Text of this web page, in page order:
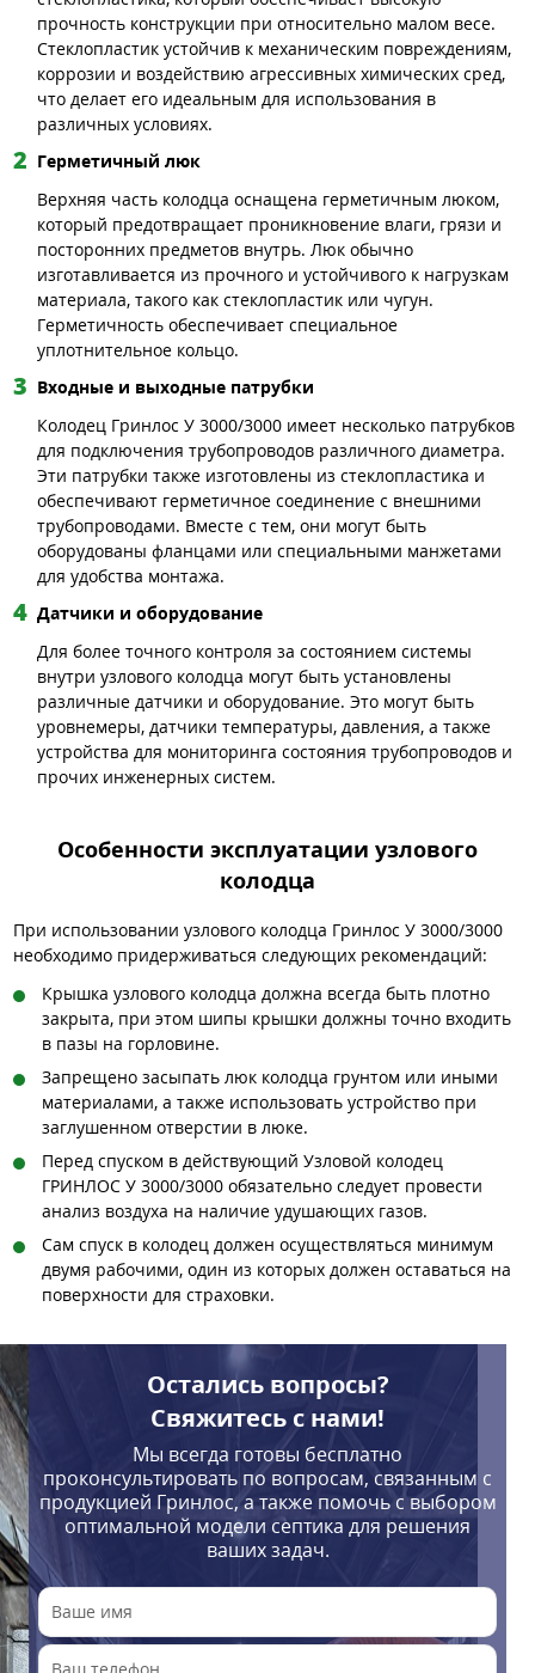
прочность конструкции при относительно малом весе.
Стеклопластик устойчив к механическим повреждениям,
коррозии и воздействию агрессивных химических сред,
что делает его идеальным для использования в
различных условиях.
Герметичный люк
Верхняя часть колодца оснащена герметичным люком,
который предотвращает проникновение влаги, грязи и
посторонних предметов внутрь. Люк обычно
изготавливается из прочного и устойчивого к нагрузкам
материала, такого как стеклопластик или чугун.
Герметичность обеспечивает специальное
уплотнительное кольцо.
Входные и выходные патрубки
Колодец Гринлос У 3000/3000 имеет несколько патрубков
для подключения трубопроводов различного диаметра.
Эти патрубки также изготовлены из стеклопластика и
обеспечивают герметичное соединение с внешними
трубопроводами. Вместе с тем, они могут быть
оборудованы фланцами или специальными манжетами
для удобства монтажа.
Датчики и оборудование
Для более точного контроля за состоянием системы
внутри узлового колодца могут быть установлены
различные датчики и оборудование. Это могут быть
уровнемеры, датчики температуры, давления, а также
устройства для мониторинга состояния трубопроводов и
прочих инженерных систем.
Особенности эксплуатации узлового
колодца
При использовании узлового колодца Гринлос У 3000/3000
необходимо придерживаться следующих рекомендаций:
Крышка узлового колодца должна всегда быть плотно
закрыта, при этом шипы крышки должны точно входить
в пазы на горловине.
Запрещено засыпать люк колодца грунтом или иными
материалами, а также использовать устройство при
заглушенном отверстии в люке.
Перед спуском в действующий Узловой колодец
ГРИНЛОС У 3000/3000 обязательно следует провести
анализ воздуха на наличие удушающих газов.
Сам спуск в колодец должен осуществляться минимум
двумя рабочими, один из которых должен оставаться на
поверхности для страховки.
Остались вопросы?
Свяжитесь с нами!
Мы всегда готовы бесплатно
проконсультировать по вопросам, связанным с
продукцией Гринлос, а также помочь с выбором
оптимальной модели септика для решения
ваших задач.